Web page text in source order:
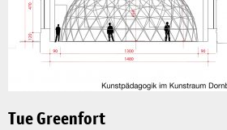
Tue Greenfort